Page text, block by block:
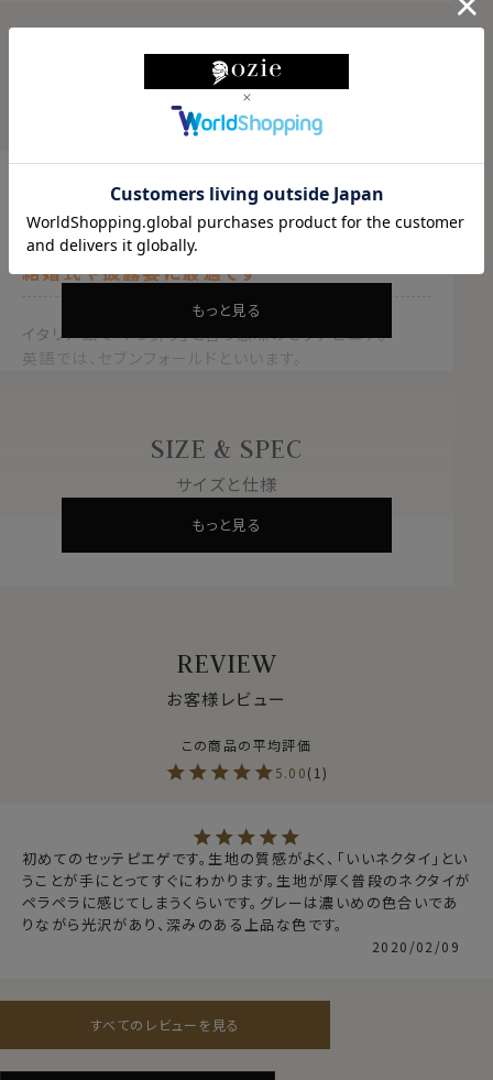
PRODUCT DETAILS
商品説明
日本製シルク100％・セッテピエゲ縫製ネクタ
イ！
高級感溢れるしなやかさと重厚感！
結婚式や披露宴に最適です
イタリア語で「7つ折り」と言う意味のセッテピエゲ。
英語では、セブンフォールドといいます。
このセッテピエゲ縫製のネクタイは、しなやかさと柔らか
さが特徴の重厚感あふれるネクタイです。
そのためネクタイを結ぶ際にノット部分に適度なボリュ
日本においても制作できる職人が少ない希少な日本製
の高級ネクタイです｡
本来は、芯地をつかわずに作られるのが一般的なセッテ
ピエゲのネクタイですが、あえて芯地を入れて仕立ててお
め、ハリときれいな形を保持するためです。
結婚式や披露宴・セレモニーなどのフォーマルに。
ビジネススタイルのランクアップに。
1本は持っていたい上質ネクタイです。
シルク100％
柄
ジャガード織・無地
もっと見る
SIZE & SPEC
サイズと仕様
もっと見る
REVIEW
お客様レビュー
5.00 1
2020/02/09
初めてのセッテピエゲです。生地の質感がよく、「いいネクタイ」とい
うことが手にとってすぐにわかります。生地が厚く普段のネクタイが
ペラペラに感じてしまうくらいです。グレーは濃いめの色合いであ
りながら光沢があり、深みのある上品な色です。
すべてのレビューを見る